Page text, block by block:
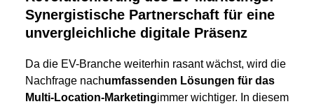
Synergistische Partnerschaft für eine
unvergleichliche digitale Präsenz
Da die EV-Branche weiterhin rasant wächst, wird die
Nachfrage nachumfassenden Lösungen für das
Multi-Location-Marketingimmer wichtiger. In diesem